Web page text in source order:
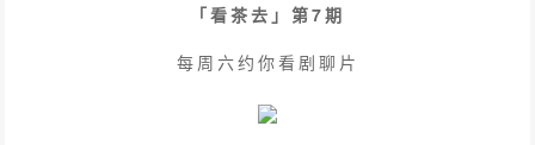
「看茶去」第7期
每周六约你看剧聊片